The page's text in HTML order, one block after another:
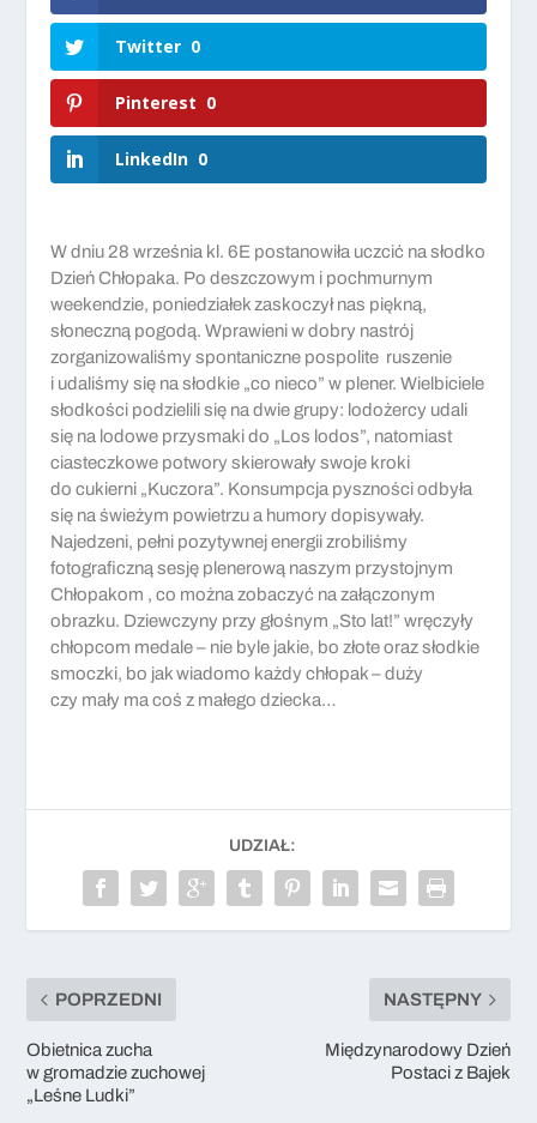
Twitter 0
Pinterest 0
LinkedIn 0
W dniu 28 września kl. 6E postanowiła uczcić na słodko
Dzień Chłopaka. Po deszczowym i pochmurnym
weekendzie, poniedziałek zaskoczył nas piękną,
słoneczną pogodą. Wprawieni w dobry nastrój
zorganizowaliśmy spontaniczne pospolite ruszenie
i udaliśmy się na słodkie „co nieco” w plener. Wielbiciele
słodkości podzielili się na dwie grupy: lodożercy udali
się na lodowe przysmaki do „Los lodos”, natomiast
ciasteczkowe potwory skierowały swoje kroki
do cukierni „Kuczora”. Konsumpcja pyszności odbyła
się na świeżym powietrzu a humory dopisywały.
Najedzeni, pełni pozytywnej energii zrobiliśmy
fotograficzną sesję plenerową naszym przystojnym
Chłopakom , co można zobaczyć na załączonym
obrazku. Dziewczyny przy głośnym „Sto lat!” wręczyły
chłopcom medale – nie byle jakie, bo złote oraz słodkie
smoczki, bo jak wiadomo każdy chłopak – duży
czy mały ma coś z małego dziecka…
UDZIAŁ:
POPRZEDNI
Obietnica zucha
w gromadzie zuchowej
„Leśne Ludki”
NASTĘPNY
Międzynarodowy Dzień
Postaci z Bajek